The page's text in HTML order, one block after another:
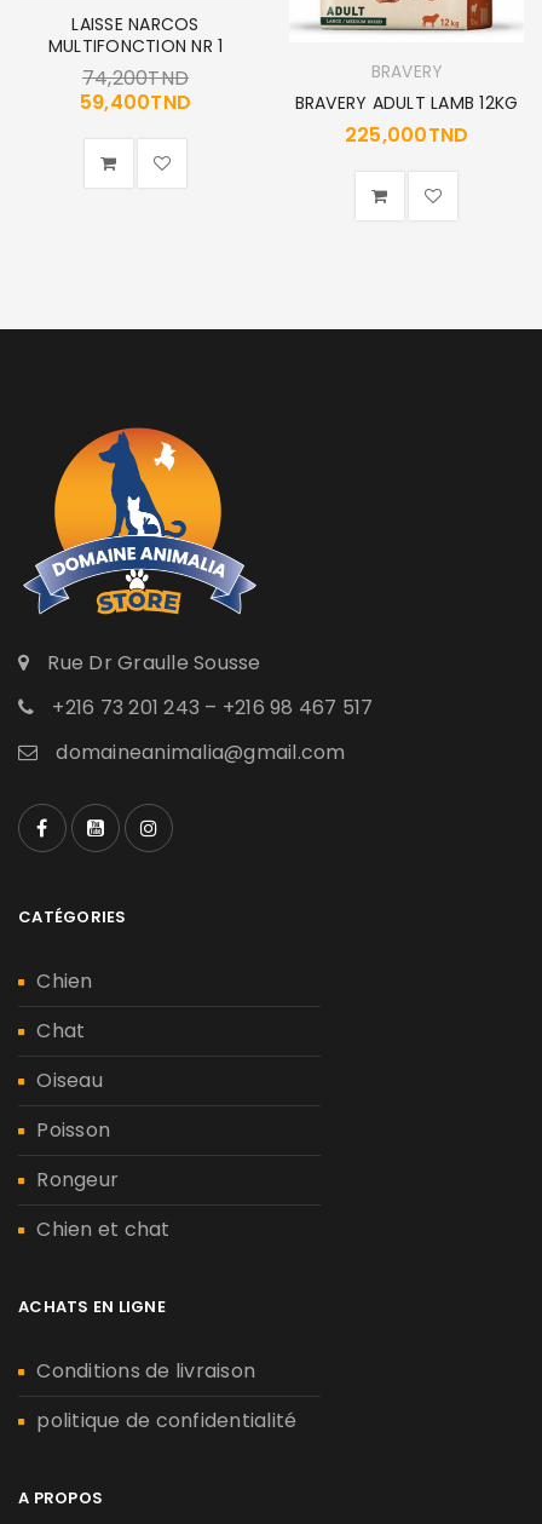
LAISSE NARCOS
MULTIFONCTION NR 1
74,200TND
59,400TND
BRAVERY
BRAVERY ADULT LAMB 12KG
225,000TND
Rue Dr Graulle Sousse
+216 73 201 243 – +216 98 467 517
domaineanimalia@gmail.com
CATÉGORIES
Chien
Chat
Oiseau
Poisson
Rongeur
Chien et chat
ACHATS EN LIGNE
Conditions de livraison
politique de confidentialité
A PROPOS